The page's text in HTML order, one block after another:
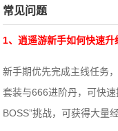
常见问题
1、逍遥游新手如何快速升
新手期优先完成主线任务
套装与666进阶丹，可快速
BOSS”挑战，可获得大量